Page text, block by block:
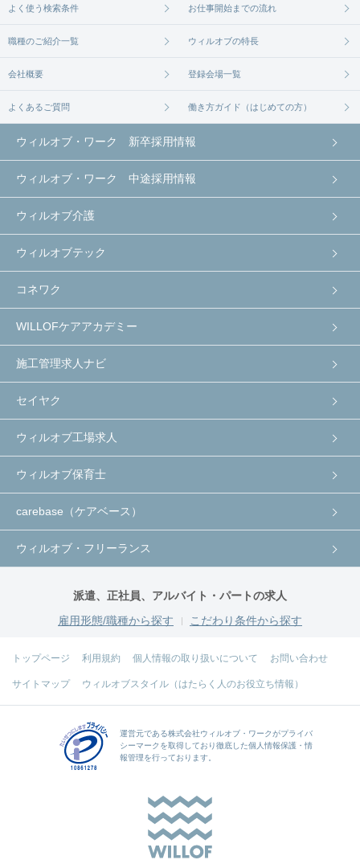
よく使う検索条件 お仕事開始までの流れ
職種のご紹介一覧 ウィルオブの特長
会社概要 登録会場一覧
よくあるご質問 働き方ガイド（はじめての方）
ウィルオブ・ワーク 新卒採用情報
ウィルオブ・ワーク 中途採用情報
ウィルオブ介護
ウィルオブテック
コネワク
WILLOFケアアカデミー
施工管理求人ナビ
セイヤク
ウィルオブ工場求人
ウィルオブ保育士
carebase（ケアベース）
ウィルオブ・フリーランス
派遣、正社員、アルバイト・パートの求人
雇用形態/職種から探す
こだわり条件から探す
トップページ 利用規約 個人情報の取り扱いについて お問い合わせ
サイトマップ ウィルオブスタイル（はたらく人のお役立ち情報）
運営元である株式会社ウィルオブ・ワークがプライバ
シーマークを取得しており徹底した個人情報保護・情
報管理を行っております。